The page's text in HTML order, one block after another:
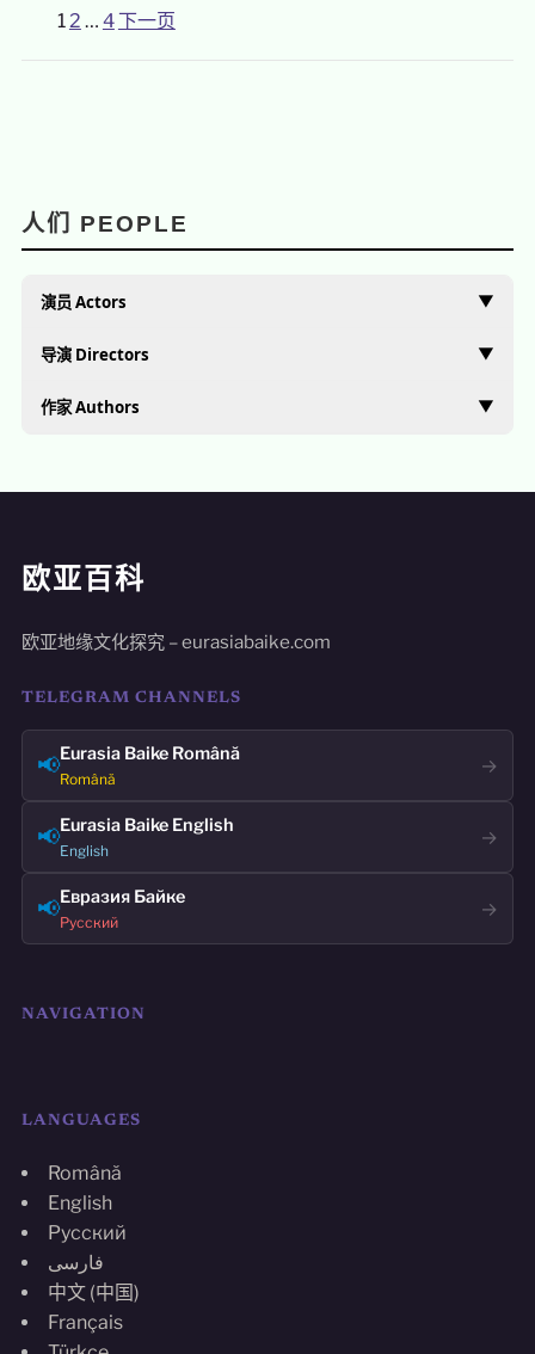
文
12 … 4下一页
人们 PEOPLE
演员 Actors ▼
导演 Directors ▼
作家 Authors ▼
欧亚百科
欧亚地缘文化探究 – eurasiabaike.com
TELEGRAM CHANNELS
📢Eurasia Baike Română
Română
→
📢Eurasia Baike English
English
→
📢Евразия Байке
Русский
→
NAVIGATION
LANGUAGES
Română
English
Русский
فارسی
中文 (中国)
Français